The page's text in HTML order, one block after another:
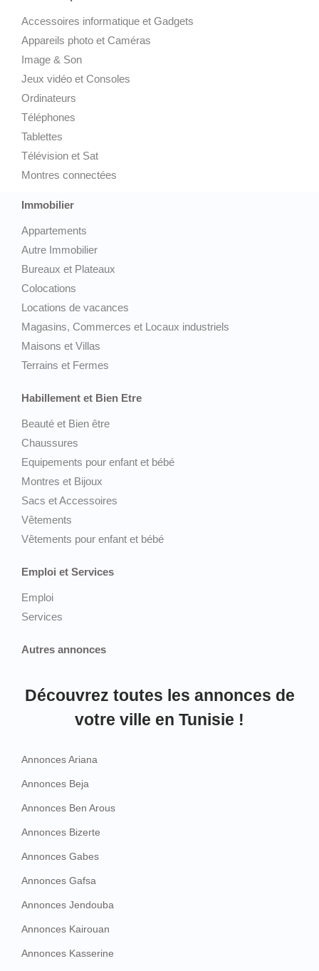
Accessoires informatique et Gadgets
Appareils photo et Caméras
Image & Son
Jeux vidéo et Consoles
Ordinateurs
Téléphones
Tablettes
Télévision et Sat
Montres connectées
Immobilier
Appartements
Autre Immobilier
Bureaux et Plateaux
Colocations
Locations de vacances
Magasins, Commerces et Locaux industriels
Maisons et Villas
Terrains et Fermes
Habillement et Bien Etre
Beauté et Bien être
Chaussures
Equipements pour enfant et bébé
Montres et Bijoux
Sacs et Accessoires
Vêtements
Vêtements pour enfant et bébé
Emploi et Services
Emploi
Services
Autres annonces
Découvrez toutes les annonces de
votre ville en Tunisie !
Annonces Ariana
Annonces Beja
Annonces Ben Arous
Annonces Bizerte
Annonces Gabes
Annonces Gafsa
Annonces Jendouba
Annonces Kairouan
Annonces Kasserine